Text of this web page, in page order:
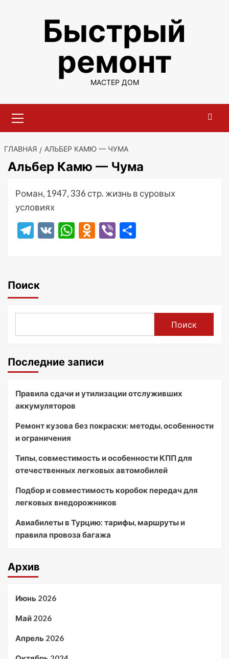
содержимомуБыстрый
ремонт
МАСТЕР ДОМ
меню
ГЛАВНАЯ АЛЬБЕР КАМЮ — ЧУМА
Альбер Камю — Чума
Роман, 1947, 336 стр. жизнь в суровых
условиях
Telegram
VK WhatsApp
Odnoklassniki
Viber
Поиск
Поиск
Последние записи
Правила сдачи и утилизации отслуживших
аккумуляторов
Ремонт кузова без покраски: методы, особенности
и ограничения
Типы, совместимость и особенности КПП для
отечественных легковых автомобилей
Подбор и совместимость коробок передач для
легковых внедорожников
Авиабилеты в Турцию: тарифы, маршруты и
правила провоза багажа
Архив
Июнь 2026
Май 2026
Апрель 2026